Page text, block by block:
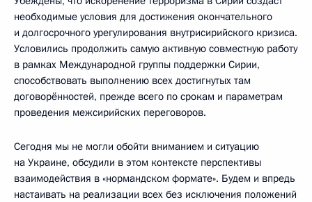
необходимые условия для достижения окончательного
и долгосрочного урегулирования внутрисирийского кризиса.
Условились продолжить самую активную совместную работу
в рамках Международной группы поддержки Сирии,
способствовать выполнению всех достигнутых там
договорённостей, прежде всего по срокам и параметрам
проведения межсирийских переговоров.
Сегодня мы не могли обойти вниманием и ситуацию
на Украине, обсудили в этом контексте перспективы
взаимодействия в «нормандском формате». Будем и впредь
настаивать на реализации всех без исключения положений